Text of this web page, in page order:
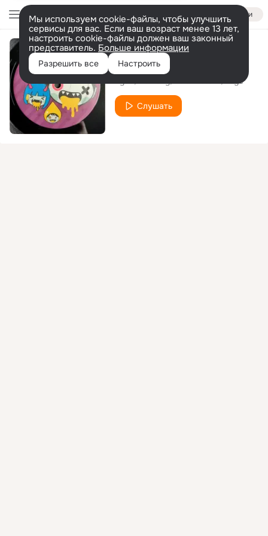
Войти
Мы используем cookie-файлы, чтобы улучшить
сервисы для вас. Если ваш возраст менее 13 лет,
настроить cookie-файлы должен ваш законный
представитель. Больше информации
Разрешить все Настроить
LSD Riders
Zoge
Слушать